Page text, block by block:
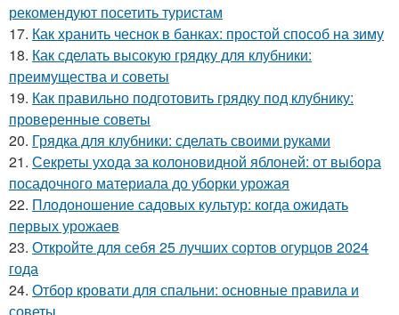
рекомендуют посетить туристам
17. Как хранить чеснок в банках: простой способ на зиму
18. Как сделать высокую грядку для клубники:
преимущества и советы
19. Как правильно подготовить грядку под клубнику:
проверенные советы
20. Грядка для клубники: сделать своими руками
21. Секреты ухода за колоновидной яблоней: от выбора
посадочного материала до уборки урожая
22. Плодоношение садовых культур: когда ожидать
первых урожаев
23. Откройте для себя 25 лучших сортов огурцов 2024
года
24. Отбор кровати для спальни: основные правила и